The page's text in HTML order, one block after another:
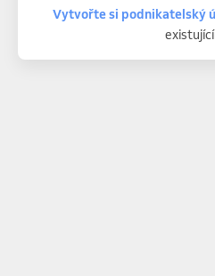
Vytvořte si podnikatelský